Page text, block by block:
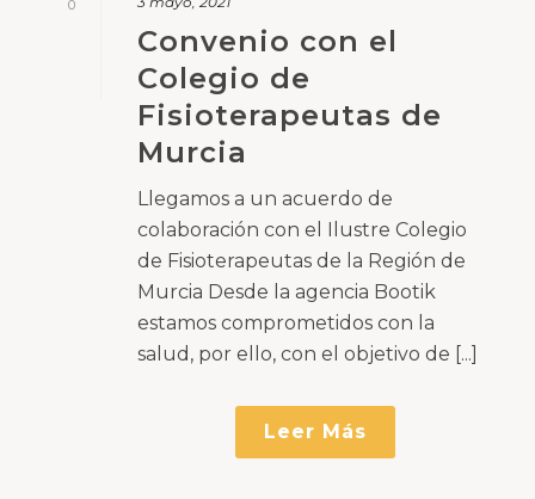
0
Convenio con el
Colegio de
Fisioterapeutas de
Murcia
Llegamos a un acuerdo de
colaboración con el Ilustre Colegio
de Fisioterapeutas de la Región de
Murcia Desde la agencia Bootik
estamos comprometidos con la
salud, por ello, con el objetivo de [...]
Leer Más